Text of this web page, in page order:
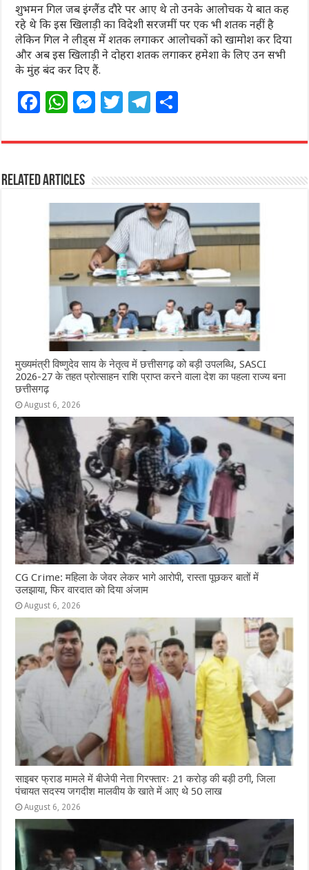
शुभमन गिल जब इंग्लैंड दौरे पर आए थे तो उनके आलोचक ये बात कह
रहे थे कि इस खिलाड़ी का विदेशी सरजमीं पर एक भी शतक नहीं है
लेकिन गिल ने लीड्स में शतक लगाकर आलोचकों को खामोश कर दिया
और अब इस खिलाड़ी ने दोहरा शतक लगाकर हमेशा के लिए उन सभी
के मुंह बंद कर दिए हैं.
F
c
e
b
o
o
k
W
at
s
A
p
p
M
ss
n
g
e
r
T
itt
r
T
e
ra
m
ar
Related Articles
मुख्यमंत्री विष्णुदेव साय के नेतृत्व में छत्तीसगढ़ को बड़ी उपलब्धि, SASCI
2026-27 के तहत प्रोत्साहन राशि प्राप्त करने वाला देश का पहला राज्य बना
छत्तीसगढ़
August 6, 2026
CG Crime: महिला के जेवर लेकर भागे आरोपी, रास्ता पूछकर बातों में
उलझाया, फिर वारदात को दिया अंजाम
August 6, 2026
साइबर फ्राड मामले में बीजेपी नेता गिरफ्तारः 21 करोड़ की बड़ी ठगी, जिला
पंचायत सदस्य जगदीश मालवीय के खाते में आए थे 50 लाख
August 6, 2026